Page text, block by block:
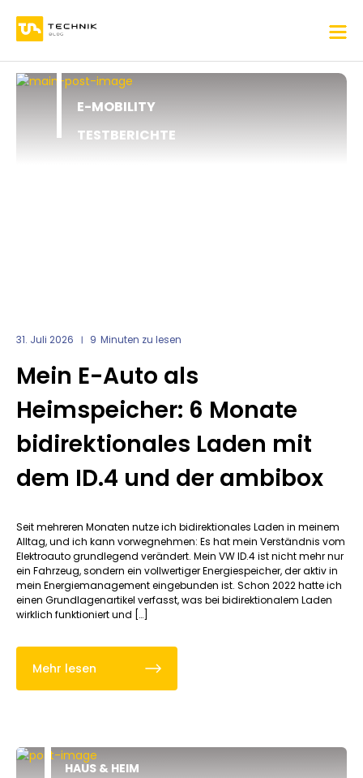
E-MOBILITY
TESTBERICHTE
31. Juli 2026 9 Minuten zu lesen
Mein E-Auto als
Heimspeicher: 6 Monate
bidirektionales Laden mit
dem ID.4 und der ambibox
Seit mehreren Monaten nutze ich bidirektionales Laden in meinem
Alltag, und ich kann vorwegnehmen: Es hat mein Verständnis vom
Elektroauto grundlegend verändert. Mein VW ID.4 ist nicht mehr nur
ein Fahrzeug, sondern ein vollwertiger Energiespeicher, der aktiv in
mein Energiemanagement eingebunden ist. Schon 2022 hatte ich
einen Grundlagenartikel verfasst, was bei bidirektionalem Laden
wirklich funktioniert und […]
Mehr lesen
HAUS & HEIM